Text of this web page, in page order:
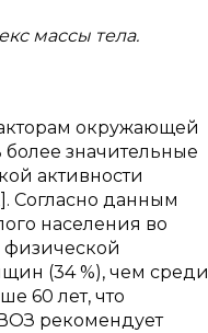
массы тела.
окружающей
значительные
активности
Согласно данным
населения во
(34 %), чем среди
60 лет, что
рекомендует